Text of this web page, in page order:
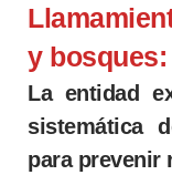
y bosques:
La entidad
sistemática
para prevenir